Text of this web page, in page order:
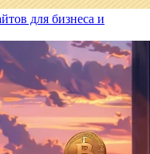
для бизнеса и